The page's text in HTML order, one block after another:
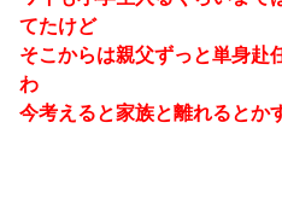
てたけど
そこからは親父ずっと単身赴
わ
今考えると家族と離れるとか